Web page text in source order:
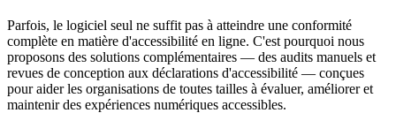
Parfois, le logiciel seul ne suffit pas à atteindre une conformité
complète en matière d'accessibilité en ligne. C'est pourquoi nous
proposons des solutions complémentaires — des audits manuels et
revues de conception aux déclarations d'accessibilité — conçues
pour aider les organisations de toutes tailles à évaluer, améliorer et
maintenir des expériences numériques accessibles.